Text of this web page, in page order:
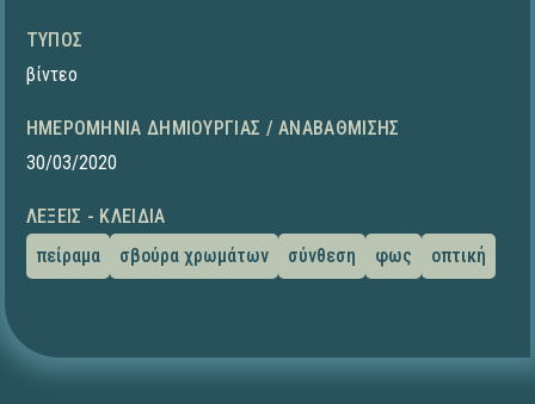
ΤΎΠΟΣ
βίντεο
ΗΜΕΡΟΜΗΝΊΑ ΔΗΜΙΟΥΡΓΊΑΣ / ΑΝΑΒΆΘΜΙΣΗΣ
30/03/2020
ΛΈΞΕΙΣ - ΚΛΕΙΔΙΆ
πείραμα
σβούρα χρωμάτων σύνθεση φως οπτική